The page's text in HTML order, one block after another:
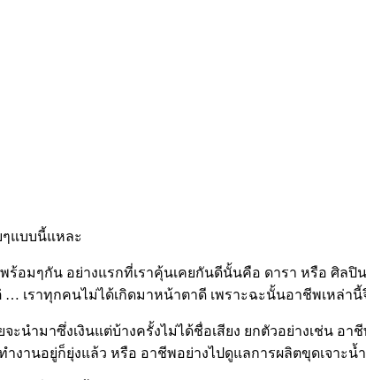
ๆแบบนี้แหละ
อมๆกัน อย่างแรกที่เราคุ้นเคยกันดีนั้นคือ ดารา หรือ ศิลปิ
… เราทุกคนไม่ได้เกิดมาหน้าตาดี เพราะฉะนั้นอาชีพเหล่า
มาซึ่งเงินแต่บ้างครั้งไม่ได้ชื่อเสียง ยกตัวอย่างเช่น อา
งานอยู่ก็ยุ่งแล้ว หรือ อาชีพอย่างไปดูแลการผลิตขุดเจาะ